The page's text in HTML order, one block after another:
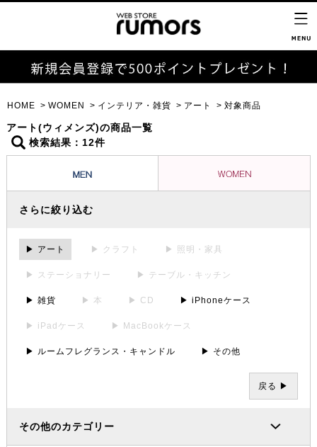
HOME WOMEN インテリア・雑貨 アート 対象商品
アート(ウィメンズ)の商品一覧
検索結果：12件
さらに絞り込む
▶ アート ▶ クラフト ▶ 照明・家具
▶ ステーショナリー ▶ テーブル・キッチン
▶ 雑貨 ▶ 本 ▶ CD ▶ iPhoneケース
▶ iPadケース ▶ MacBookケース
▶ ルームフレグランス・キャンドル ▶ その他
戻る ▶
その他のカテゴリー